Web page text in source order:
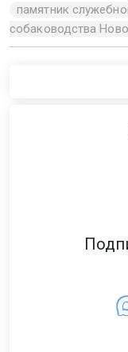
памятник
собаководства